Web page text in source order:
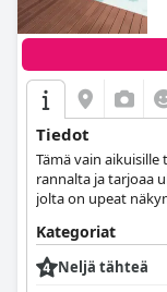
Tiedot
Tämä vain
rannalta ja tarjoaa
jolta on upeat
Kategoriat
Neljä tähteä